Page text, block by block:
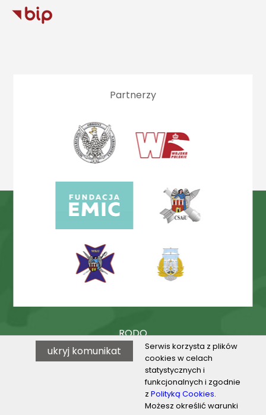
Partnerzy
RODO
Procedury
Serwis korzysta z plików
cookies w celach
statystycznych i
funkcjonalnych i zgodnie
z Polityką Cookies.
Możesz określić warunki
ukryj komunikat